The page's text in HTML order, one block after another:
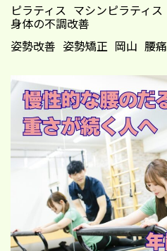
ピラティス マシンピラティス
身体の不調改善
姿勢改善 姿勢矯正 岡山 腰痛